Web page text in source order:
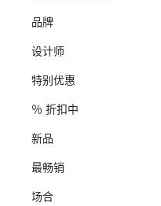
品牌
设计师
特别优惠
％ 折扣中
新品
最畅销
场合